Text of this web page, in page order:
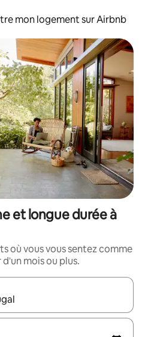
mon logement sur Airbnb
et longue durée à
où vous vous sentez comme
mois ou plus.
utilisez les flèches vers le